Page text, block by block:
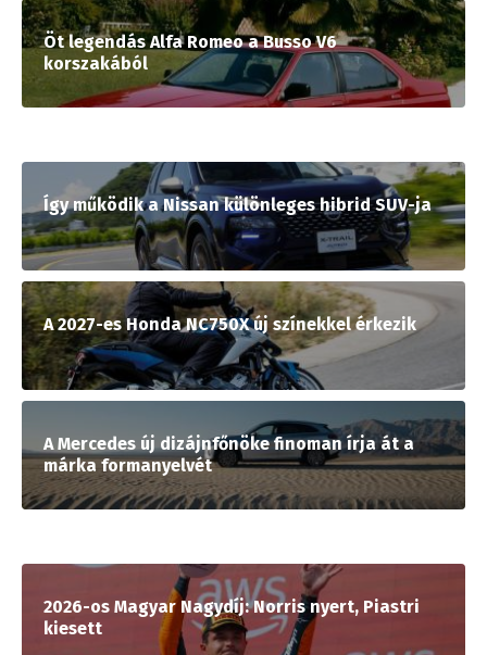
Öt legendás Alfa Romeo a Busso V6
korszakából
Így működik a Nissan különleges hibrid SUV-ja
A 2027-es Honda NC750X új színekkel érkezik
A Mercedes új dizájnfőnöke finoman írja át a
márka formanyelvét
2026-os Magyar Nagydíj: Norris nyert, Piastri
kiesett